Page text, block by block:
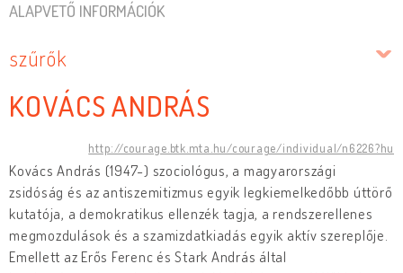
ALAPVETŐ INFORMÁCIÓK
szűrők
KOVÁCS ANDRÁS
http://courage.btk.mta.hu/courage/individual/n6226?hu
Kovács András (1947-) szociológus, a magyarországi
zsidóság és az antiszemitizmus egyik legkiemelkedőbb úttörő
kutatója, a demokratikus ellenzék tagja, a rendszerellenes
megmozdulások és a szamizdatkiadás egyik aktív szereplője.
Emellett az Erős Ferenc és Stark András által